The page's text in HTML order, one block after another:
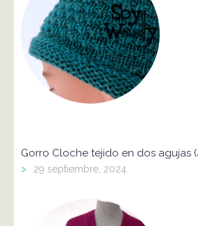
Gorro Cloche tejido en dos agujas
> 29 septiembre, 2024